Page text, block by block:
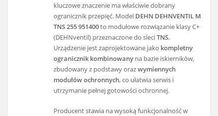
kluczowe znaczenie ma właściwie dobrany
ogranicznik przepięć. Model DEHN DEHNVENTIL M
TNS 255 951400to modułowe rozwiązanie klasy C+
(DEHNventil) przeznaczone do sieciTNS.
Urządzenie jest zaprojektowane jako kompletny
ogranicznik kombinowany na bazie iskierników,
zbudowany z podstawy orazwymiennych
modułów ochronnych, co ułatwia serwis i
utrzymanie pełnej gotowości ochronnej.
Producent stawia na wysoką funkcjonalność w